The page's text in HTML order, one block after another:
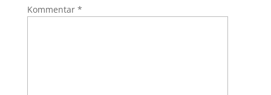
Kommentar *